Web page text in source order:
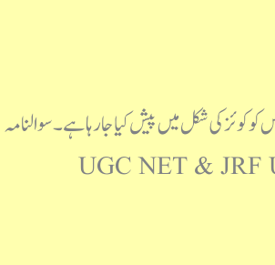
پی ڈی ایف اور ساتھ ہی اس کو کوئز کی شکل میں پیش کیا جا رہا ہے۔ سوالنامہ